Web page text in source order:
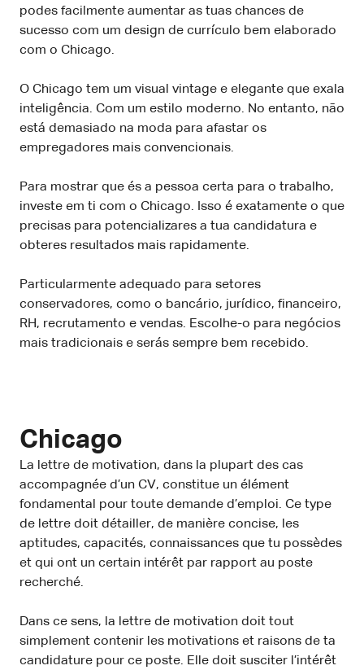
podes facilmente aumentar as tuas chances de
sucesso com um design de currículo bem elaborado
com o Chicago.
O Chicago tem um visual vintage e elegante que exala
inteligência. Com um estilo moderno. No entanto, não
está demasiado na moda para afastar os
empregadores mais convencionais.
Para mostrar que és a pessoa certa para o trabalho,
investe em ti com o Chicago. Isso é exatamente o que
precisas para potencializares a tua candidatura e
obteres resultados mais rapidamente.
Particularmente adequado para setores
conservadores, como o bancário, jurídico, financeiro,
RH, recrutamento e vendas. Escolhe-o para negócios
mais tradicionais e serás sempre bem recebido.
Chicago
La lettre de motivation, dans la plupart des cas
accompagnée d’un CV, constitue un élément
fondamental pour toute demande d’emploi. Ce type
de lettre doit détailler, de manière concise, les
aptitudes, capacités, connaissances que tu possèdes
et qui ont un certain intérêt par rapport au poste
recherché.
Dans ce sens, la lettre de motivation doit tout
simplement contenir les motivations et raisons de ta
candidature pour ce poste. Elle doit susciter l’intérêt